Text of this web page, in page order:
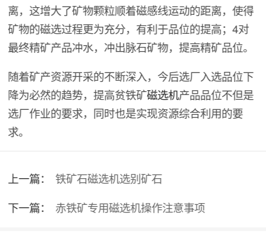
离，这增大了矿物颗粒顺着磁感线运动的距离，使得
矿物的磁选过程更为充分，有利于品位的提高；4对
最终精矿产品冲水，冲出脉石矿物，提高精矿品位。
随着矿产资源开采的不断深入，今后选厂入选品位下
降为必然的趋势，提高贫铁矿磁选机产品品位不但是
选厂作业的要求，同时也是实现资源综合利用的要
求。
上一篇：
铁矿石磁选机选别矿石
下一篇：
赤铁矿专用磁选机操作注意事项